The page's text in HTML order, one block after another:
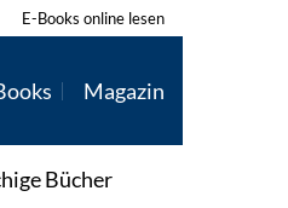
E-Books online lesen
Magazin
Bücher